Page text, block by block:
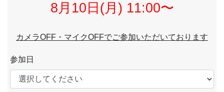
8月10日(月) 11:00〜
カメラOFF・マイクOFFでご参加いただいております
参加日